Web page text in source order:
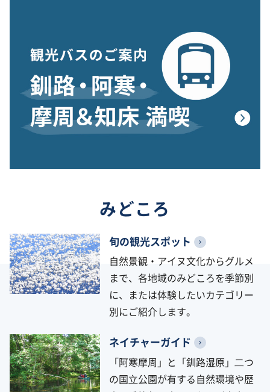
みどころ
旬の観光スポット
自然景観・アイヌ文化からグルメ
まで、各地域のみどころを季節別
に、または体験したいカテゴリー
別にご紹介します。
ネイチャーガイド
「阿寒摩周」と「釧路湿原」⼆つ
の国⽴公園が有する自然環境や歴